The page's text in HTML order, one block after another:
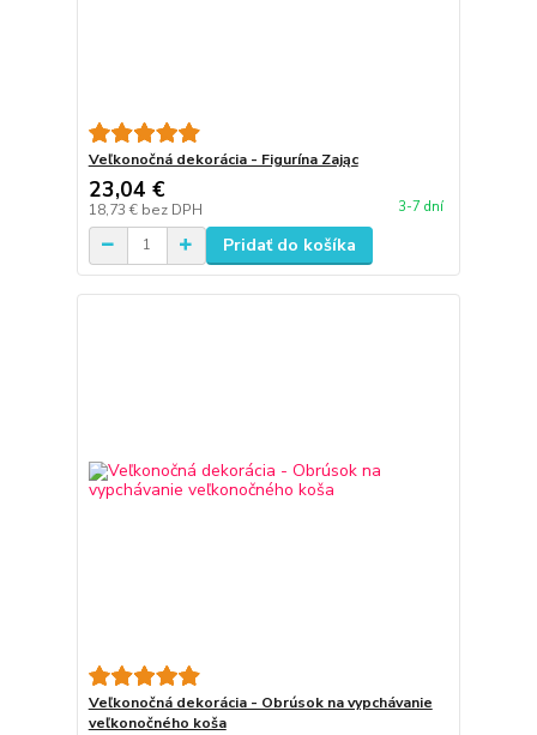
Veľkonočná dekorácia - Figurína Zając
23,04 €
18,73 € bez DPH 3-7 dní
Pridať do košíka
Veľkonočná dekorácia - Obrúsok na vypchávanie
veľkonočného koša